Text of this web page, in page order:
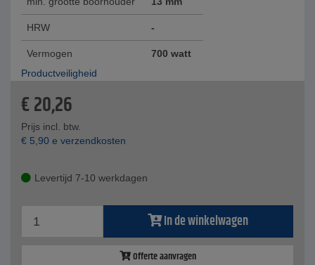
HRW -
Vermogen
700 watt
Productveiligheid
€20,26
Prijs incl. btw.
€ 5,90 e verzendkosten
Levertijd 7-10 werkdagen
In de winkelwagen
Offerte aanvragen